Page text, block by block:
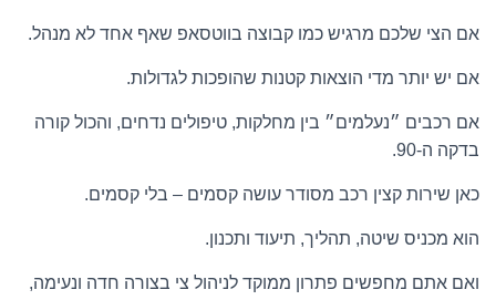
אם הצי שלכם מרגיש כמו קבוצה בווטסאפ שאף אחד לא מנהל.
אם יש יותר מדי הוצאות קטנות שהופכות לגדולות.
אם רכבים ״נעלמים״ בין מחלקות, טיפולים נדחים, והכול קורה
בדקה ה-90.
כאן שירות קצין רכב מסודר עושה קסמים – בלי קסמים.
הוא מכניס שיטה, תהליך, תיעוד ותכנון.
ואם אתם מחפשים פתרון ממוקד לניהול צי בצורה חדה ונעימה,